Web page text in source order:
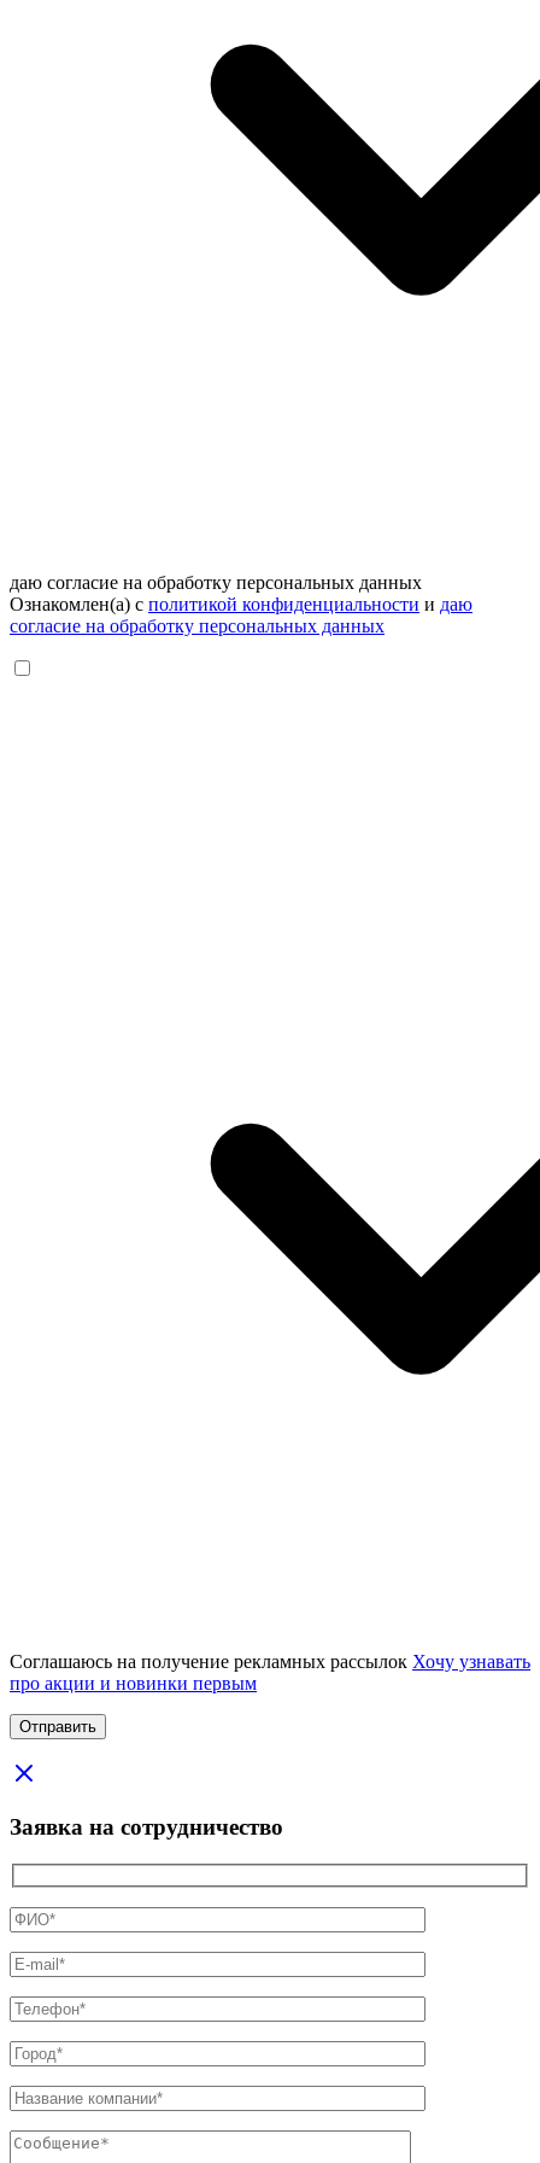
даю согласие на обработку персональных данных
Ознакомлен(а) с политикой конфиденциальности и даю
согласие на обработку персональных данных
Соглашаюсь на получение рекламных рассылок Хочу узнавать
про акции и новинки первым
Заявка на сотрудничество